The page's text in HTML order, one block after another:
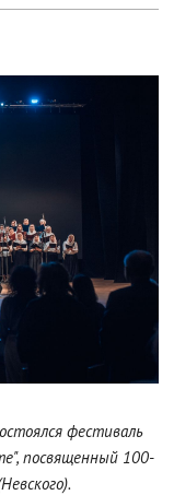
фестиваль
посвященный 100-